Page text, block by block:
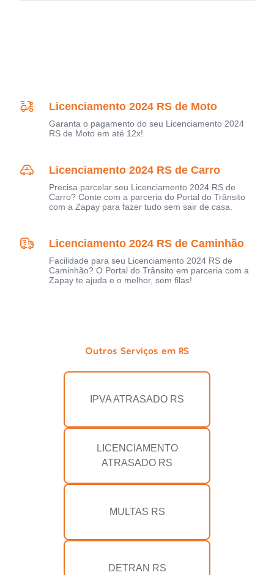
Licenciamento 2024 RS de Moto
Garanta o pagamento do seu Licenciamento 2024
RS de Moto em até 12x!
Licenciamento 2024 RS de Carro
Precisa parcelar seu Licenciamento 2024 RS de
Carro? Conte com a parceria do Portal do Trânsito
com a Zapay para fazer tudo sem sair de casa.
Licenciamento 2024 RS de Caminhão
Facilidade para seu Licenciamento 2024 RS de
Caminhão? O Portal do Trânsito em parceria com a
Zapay te ajuda e o melhor, sem filas!
Outros Serviços em RS
IPVA ATRASADO RS
LICENCIAMENTO
ATRASADO RS
MULTAS RS
DETRAN RS